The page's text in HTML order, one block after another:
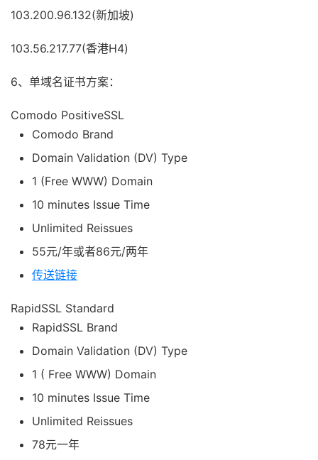
103.200.96.132(新加坡)
103.56.217.77(香港H4)
6、单域名证书方案：
Comodo PositiveSSL
Comodo Brand
Domain Validation (DV) Type
1 (Free WWW) Domain
10 minutes Issue Time
Unlimited Reissues
55元/年或者86元/两年
传送链接
RapidSSL Standard
RapidSSL Brand
Domain Validation (DV) Type
1 ( Free WWW) Domain
10 minutes Issue Time
Unlimited Reissues
78元一年